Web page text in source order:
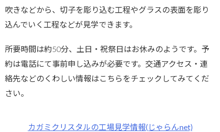
吹きなどから、切子を彫り込む工程やグラスの表面を彫り
込んでいく工程などが見学できます。
所要時間は約50分、土日・祝祭日はお休みのようです。予
約は電話にて事前申し込みが必要です。交通アクセス・連
絡先などのくわしい情報はこちらをチェックしてみてくだ
さい。
カガミクリスタルの工場見学情報(じゃらんnet)